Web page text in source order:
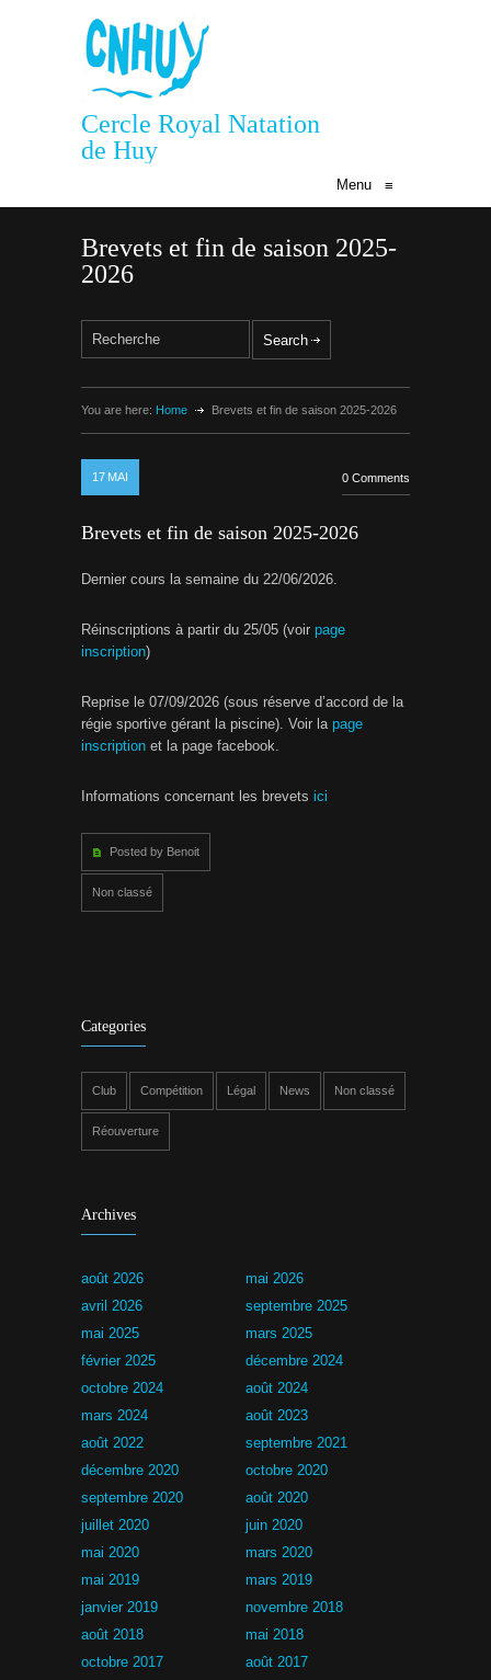
Cercle Royal Natation
de Huy
Menu ≡
Brevets et fin de saison 2025-
2026
You are here: Home Brevets et fin de saison 2025-2026
17 MAI 0 Comments
Brevets et fin de saison 2025-2026
Dernier cours la semaine du 22/06/2026.
Réinscriptions à partir du 25/05 (voir page
inscription)
Reprise le 07/09/2026 (sous réserve d’accord de la
régie sportive gérant la piscine). Voir la page
inscription et la page facebook.
Informations concernant les brevets ici
Posted by Benoit
Non classé
Categories
Club Compétition Légal News Non classé
Réouverture
Archives
août 2026
mai 2026
avril 2026
septembre 2025
mai 2025
mars 2025
février 2025
décembre 2024
octobre 2024
août 2024
mars 2024
août 2023
août 2022
septembre 2021
décembre 2020
octobre 2020
septembre 2020
août 2020
juillet 2020
juin 2020
mai 2020
mars 2020
mai 2019
mars 2019
janvier 2019
novembre 2018
août 2018
mai 2018
octobre 2017
août 2017